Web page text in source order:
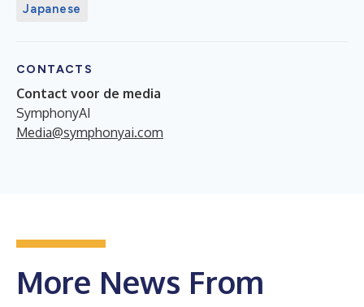
Japanese
CONTACTS
Contact voor de media
SymphonyAI
Media@symphonyai.com
More News From